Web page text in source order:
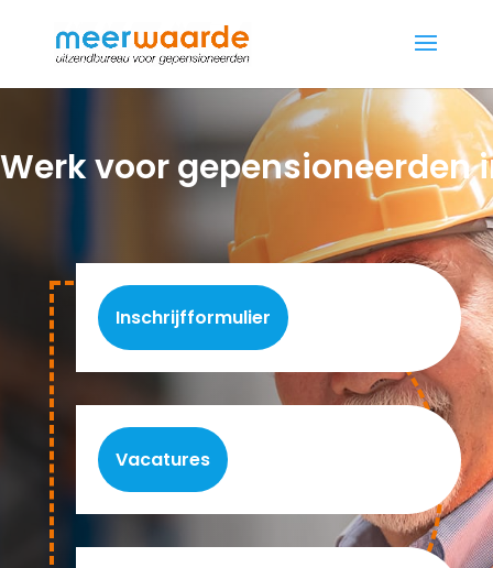
Werk voor gepensioneerden
Inschrijfformulier
Vacatures